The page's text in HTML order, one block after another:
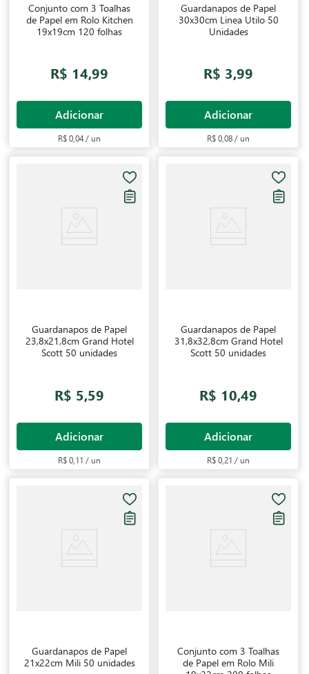
Conjunto com 3 Toalhas
de Papel em Rolo Kitchen
19x19cm 120 folhas
R$ 14,99
Adicionar
R$ 0,04 / un
Guardanapos de Papel
30x30cm Linea Utilo 50
Unidades
R$ 3,99
Adicionar
R$ 0,08 / un
Guardanapos de Papel
23,8x21,8cm Grand Hotel
Scott 50 unidades
R$ 5,59
Adicionar
R$ 0,11 / un
Guardanapos de Papel
31,8x32,8cm Grand Hotel
Scott 50 unidades
R$ 10,49
Adicionar
R$ 0,21 / un
Guardanapos de Papel
21x22cm Mili 50 unidades
Conjunto com 3 Toalhas
de Papel em Rolo Mili